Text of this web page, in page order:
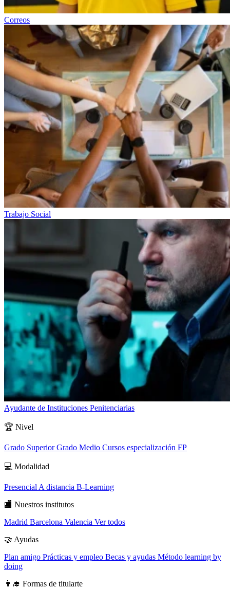
Correos
Trabajo Social
Ayudante de Instituciones Penitenciarias
🏆 Nivel
Grado SuperiorGrado Medio Cursos especialización FP
💻 Modalidad
Presencial A distancia B-Learning
🏬 Nuestros institutos
Madrid Barcelona Valencia Ver todos
🤝 Ayudas
Plan amigo Prácticas y empleo Becas y ayudas Método learning by
doing
👨‍🎓 Formas de titularte